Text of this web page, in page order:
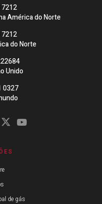
América do Norte
do Norte
Unido
0327
de gás